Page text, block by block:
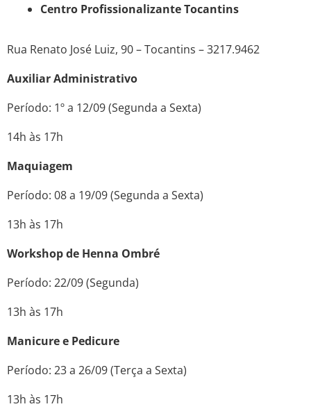
Centro Profissionalizante Tocantins
Rua Renato José Luiz, 90 – Tocantins – 3217.9462
Auxiliar Administrativo
Período: 1º a 12/09 (Segunda a Sexta)
14h às 17h
Maquiagem
Período: 08 a 19/09 (Segunda a Sexta)
13h às 17h
Workshop de Henna Ombré
Período: 22/09 (Segunda)
13h às 17h
Manicure e Pedicure
Período: 23 a 26/09 (Terça a Sexta)
13h às 17h